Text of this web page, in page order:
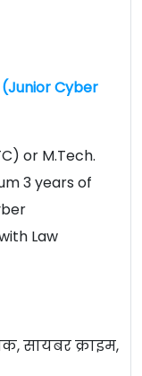
Cyber
or M.Tech.
3 years of
Law
सायबर क्राइम,